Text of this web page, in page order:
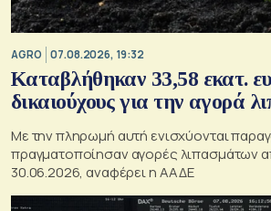
AGRO 07.08.2026, 19:32
Καταβλήθηκαν 33,58 εκατ.
δικαιούχους για την αγορά
Με την πληρωμή αυτή ενισχύονται
πραγματοποίησαν αγορές λιπασμάτων
30.06.2026, αναφέρει η ΑΑΔΕ